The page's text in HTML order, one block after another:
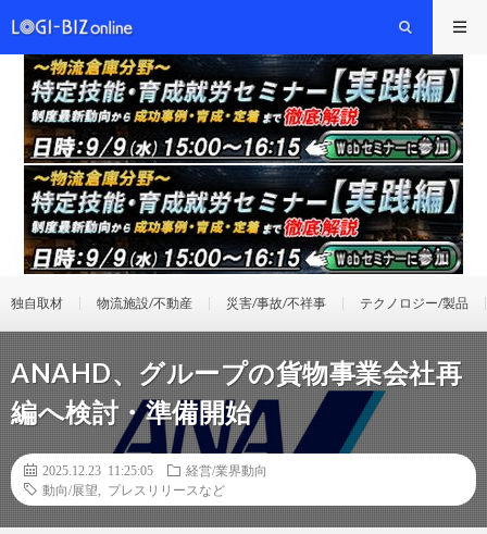
独自取材 物流施設/不動産 災害/事故/不祥事 テクノロジー/製品
ANAHD、グループの貨物事業会社再
編へ検討・準備開始
2025.12.23 11:25:05
経営/業界動向
動向/展望
プレスリリースなど